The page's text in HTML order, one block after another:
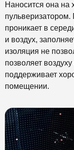
Наносится она на
пульверизатором.
проникает в
и воздух,
изоляция не
позволяет
поддерживает
помещении.